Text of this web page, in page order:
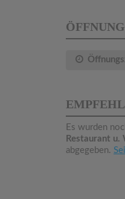
Es wurden
Restaurant u.
abgegeben.